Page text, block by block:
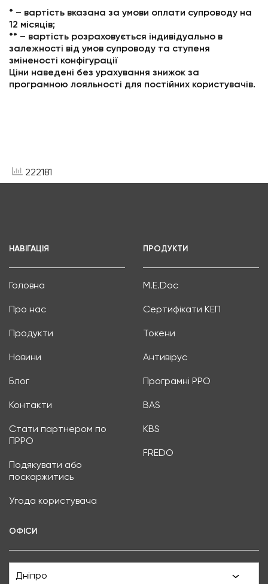
* – вартість вказана за умови оплати супроводу на
12 місяців;
** – вартість розраховується індивідуально в
залежності від умов супроводу та ступеня
зміненості конфігурації
Ціни наведені без урахування знижок за
програмною лояльності для постійних користувачів.
222181
НАВІГАЦІЯ
Головна
Про нас
Продукти
Новини
Блог
Контакти
Стати партнером по
ПРРО
Подякувати або
поскаржитись
Угода користувача
ПРОДУКТИ
M.E.Doc
Сертифікати КЕП
Токени
Антивірус
Програмні РРО
BAS
KBS
FREDO
ОФІСИ
Дніпро